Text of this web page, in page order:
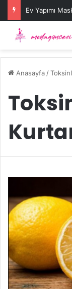
Ev Yapımı
Anasayfa /